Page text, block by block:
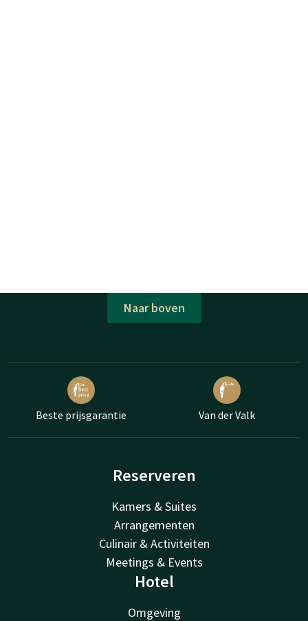
Naar boven
Beste prijsgarantie Van der Valk
Reserveren
Kamers & Suites
Arrangementen
Culinair & Activiteiten
Meetings & Events
Hotel
Omgeving